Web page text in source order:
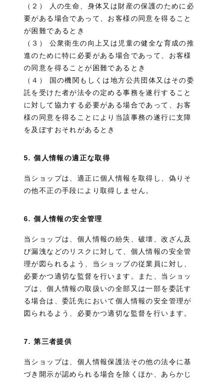
（２） 人の生命、身体又は財産の保護のために必
要がある場合であって、お客様の同意を得ること
が困難であるとき
（３） 公衆衛生の向上又は児童の健全な育成の推
進のために特に必要がある場合であって、お客様
の同意を得ることが困難であるとき
（４） 国の機関もしくは地方公共団体又はその委
託を受けた者が法令の定める事務を遂行すること
に対して協力する必要がある場合であって、お客
様の同意を得ることにより当該事務の遂行に支障
を及ぼすおそれがあるとき
5. 個人情報の適正な取得
当ショップは、適正に個人情報を取得し、偽りそ
の他不正の手段により取得しません。
6. 個人情報の安全管理
当ショップは、個人情報の紛失、破壊、改ざん及
び漏洩などのリスクに対して、個人情報の安全管
理が図られるよう、当ショップの従業員に対し、
必要かつ適切な監督を行います。また、当ショッ
プは、個人情報の取扱いの全部又は一部を委託す
る場合は、委託先において個人情報の安全管理が
図られるよう、必要かつ適切な監督を行います。
7. 第三者提供
当ショップは、個人情報保護法その他の法令に基
づき開示が認められる場合を除くほか、あらかじ